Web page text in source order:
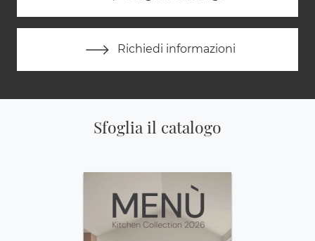
Richiedi informazioni
Sfoglia il catalogo